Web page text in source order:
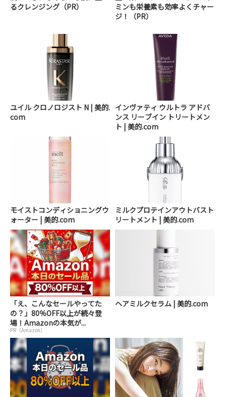
るクレンジング（PR）
ミンも栄養素も効率よくチャー
ジ！（PR）
ユイル クロノロジスト N | 美的.
com
インヴァティ ウルトラ アドバ
ンス リーブイン トリートメン
ト | 美的.com
モイストコンディショニングウ
ォーター | 美的.com
ミルクプロテインアウトバスト
リートメント | 美的.com
「え、こんなセールやってた
の？」80％OFF以上が続々登
場！Amazonの本気が...
PR（Amazon）
ヘアミルクセラム | 美的.com